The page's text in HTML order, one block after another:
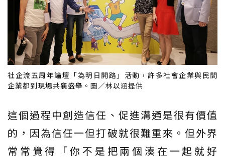
社企流五周年論壇「為明日開路」活動，許多社會企業與民間
企業都到現場共襄盛舉。圖／林以涵提供
這個過程中創造信任、促進溝通是很有價值
的，因為信任一但打破就很難重來。但外界
常常覺得「你不是把兩個湊在一起就好